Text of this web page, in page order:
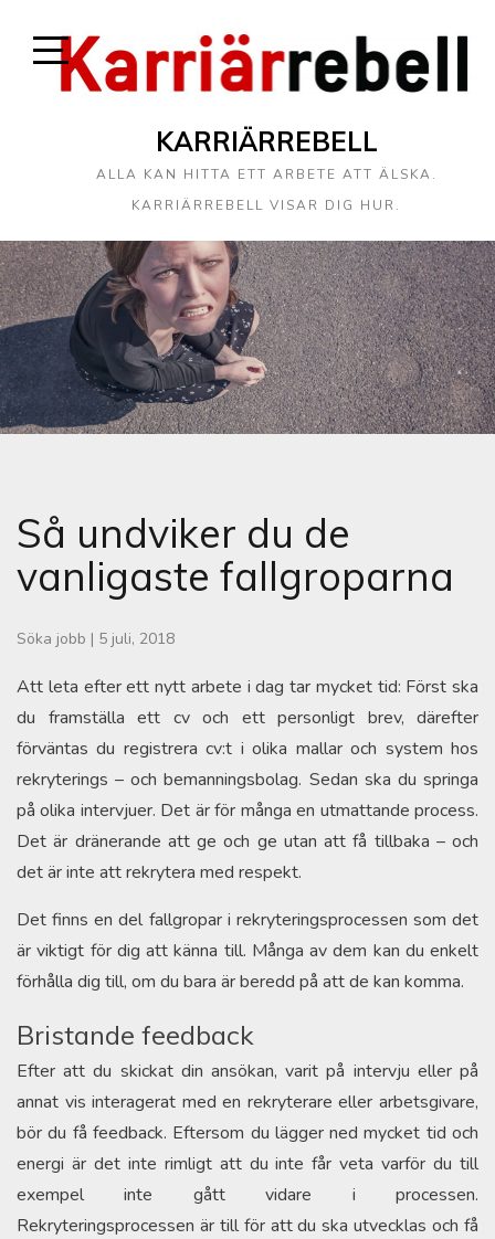
KARRIÄRREBELL
ALLA KAN HITTA ETT ARBETE ATT ÄLSKA.
KARRIÄRREBELL VISAR DIG HUR.
Så undviker du de
vanligaste fallgroparna
Söka jobb | 5 juli, 2018
Att leta efter ett nytt arbete i dag tar mycket tid: Först ska
du framställa ett cv och ett personligt brev, därefter
förväntas du registrera cv:t i olika mallar och system hos
rekryterings – och bemanningsbolag. Sedan ska du springa
på olika intervjuer. Det är för många en utmattande process.
Det är dränerande att ge och ge utan att få tillbaka – och
det är inte att rekrytera med respekt.
Det finns en del fallgropar i rekryteringsprocessen som det
är viktigt för dig att känna till. Många av dem kan du enkelt
förhålla dig till, om du bara är beredd på att de kan komma.
Bristande feedback
Efter att du skickat din ansökan, varit på intervju eller på
annat vis interagerat med en rekryterare eller arbetsgivare,
bör du få feedback. Eftersom du lägger ned mycket tid och
energi är det inte rimligt att du inte får veta varför du till
exempel inte gått vidare i processen.
Rekryteringsprocessen är till för att du ska utvecklas och få